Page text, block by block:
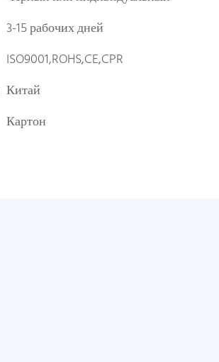
3-15 рабочих дней
ISO9001,ROHS,CE,CPR
Китай
Картон